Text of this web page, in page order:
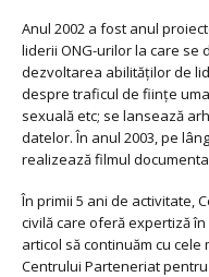
Anul 2002 a fost anul
liderii ONG-urilor la care se
dezvoltarea abilităților de
despre traficul de ființe
sexuală etc; se lansează
datelor. În anul 2003, pe
realizează filmul
În primii 5 ani de activitate,
civilă care oferă expertiză
articol să continuăm cu
Centrului Parteneriat